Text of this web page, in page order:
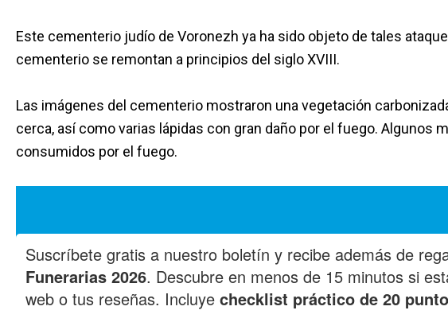
Este cementerio judío de Voronezh ya ha sido objeto de tales
cementerio se remontan a principios del siglo XVIII.
Las imágenes del cementerio mostraron una vegetación
cerca, así como varias lápidas con gran daño por el fuego. Algunos
consumidos por el fuego.